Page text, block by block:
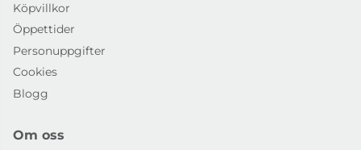
Köpvillkor
Öppettider
Personuppgifter
Cookies
Blogg
Om oss